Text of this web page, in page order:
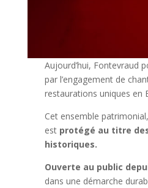
Aujourd’hui, Fontevraud
par l’engagement de
restaurations uniques en
Cet ensemble
est protégé au titre
historiques.
Ouverte au public
dans une démarche